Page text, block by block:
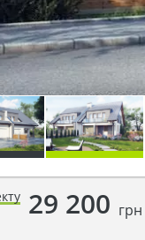
29 200 грн